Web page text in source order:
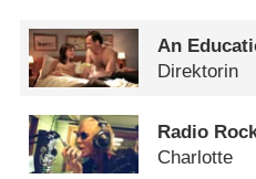
An
Direktorin
Radio
Charlotte